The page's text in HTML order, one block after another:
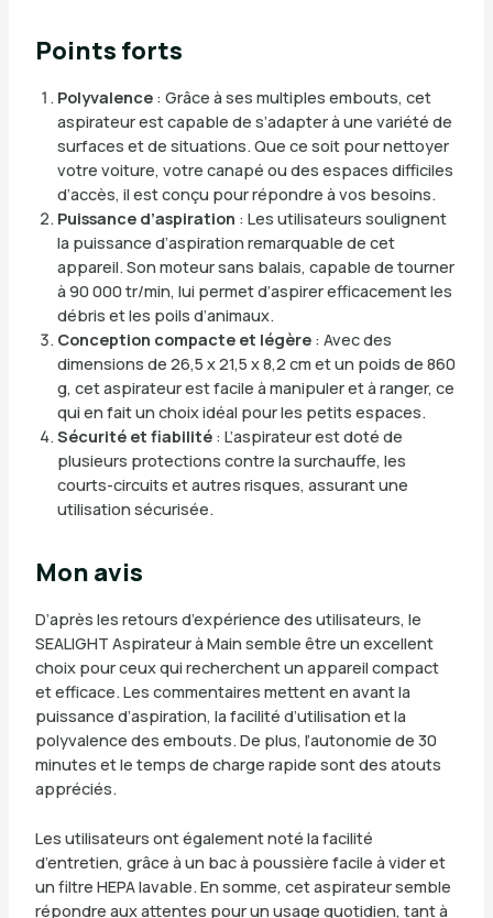
Points forts
Polyvalence: Grâce à ses multiples embouts, cet
aspirateur est capable de s’adapter à une variété de
surfaces et de situations. Que ce soit pour nettoyer
votre voiture, votre canapé ou des espaces difficiles
d’accès, il est conçu pour répondre à vos besoins.
Puissance d’aspiration : Les utilisateurs soulignent
la puissance d’aspiration remarquable de cet
appareil. Son moteur sans balais, capable de tourner
à 90 000 tr/min, lui permet d’aspirer efficacement les
débris et les poils d’animaux.
Conception compacte et légère: Avec des
dimensions de 26,5 x 21,5 x 8,2 cm et un poids de 860
g, cet aspirateur est facile à manipuler et à ranger, ce
qui en fait un choix idéal pour les petits espaces.
Sécurité et fiabilité: L’aspirateur est doté de
plusieurs protections contre la surchauffe, les
courts-circuits et autres risques, assurant une
utilisation sécurisée.
Mon avis
D’après les retours d’expérience des utilisateurs, le
SEALIGHT Aspirateur à Main semble être un excellent
choix pour ceux qui recherchent un appareil compact
et efficace. Les commentaires mettent en avant la
puissance d’aspiration, la facilité d’utilisation et la
polyvalence des embouts. De plus, l’autonomie de 30
minutes et le temps de charge rapide sont des atouts
appréciés.
Les utilisateurs ont également noté la facilité
d’entretien, grâce à un bac à poussière facile à vider et
un filtre HEPA lavable. En somme, cet aspirateur semble
répondre aux attentes pour un usage quotidien, tant à